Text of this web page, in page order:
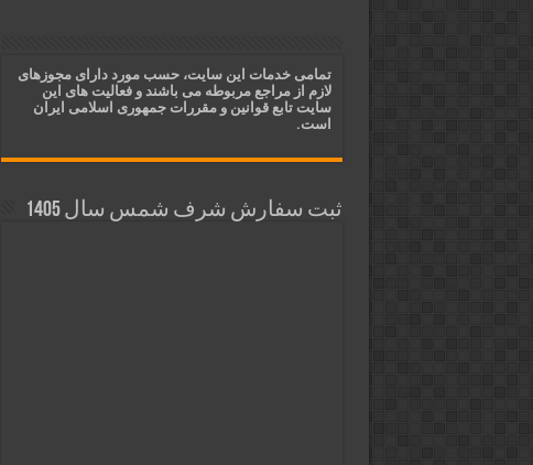
دعای ایجاد دلبستگی و محبوبیت و
دعای مجرب برای فروش سریع کالا و
دعای ایجاد عشق و محبت آتشین در
تمامی خدمات این سایت، حسب مورد دارای مجوزهای
لازم از مراجع مربوطه می باشند و فعالیت های این
سایت تابع قوانین و مقررات جمهوری اسلامی ایران
است.
ثبت سفارش شرف شمس سال 1405